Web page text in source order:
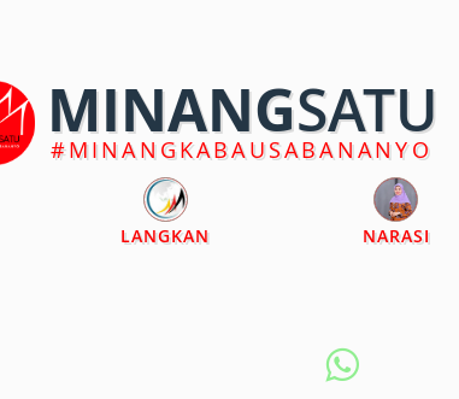
MINANGSATU
#MINANGKABAUSABANANYO
LANGKAN NARASI